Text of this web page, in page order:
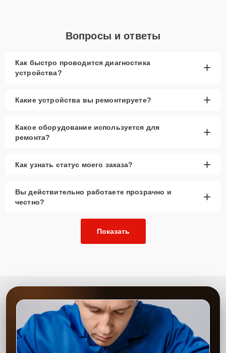
Вопросы и ответы
Как быстро проводится диагностика
устройства?
+
Какие устройства вы ремонтируете? +
Какое оборудование используется для
ремонта?
+
Как узнать статус моего заказа? +
Вы действительно работаете прозрачно и
честно?
+
Показать